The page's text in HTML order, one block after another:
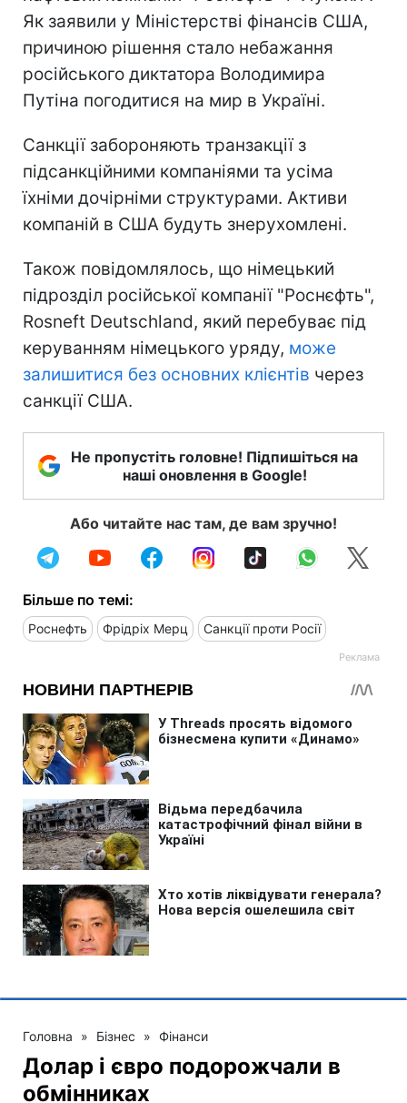
Як заявили у Міністерстві фінансів США,
причиною рішення стало небажання
російського диктатора Володимира
Путіна погодитися на мир в Україні.
Санкції забороняють транзакції з
підсанкційними компаніями та усіма
їхніми дочірніми структурами. Активи
компаній в США будуть знерухомлені.
Також повідомлялось, що німецький
підрозділ російської компанії "Роснєфть",
Rosneft Deutschland, який перебуває під
керуванням німецького уряду, може
залишитися без основних клієнтів через
санкції США.
Не пропустіть головне! Підпишіться на
наші оновлення в Google!
Або читайте нас там, де вам зручно!
Більше по темі:
Роснефть Фрідріх Мерц Санкції проти Росії
Головна » Бізнес » Фінанси
Долар і євро подорожчали в
обмінниках